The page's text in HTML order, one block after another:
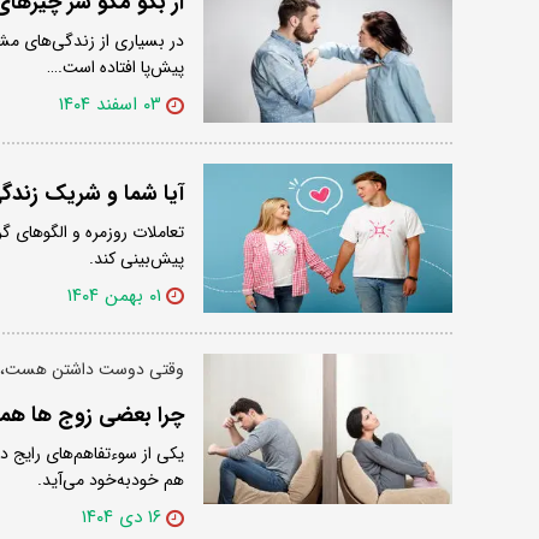
در بسیاری از زندگی‌های
پیش‌پا افتاده است.…
۰۳ اسفند ۱۴۰۴
آیا شما و شریک
تعاملات روزمره و
پیش‌بینی کند.
۰۱ بهمن ۱۴۰۴
وقتی دوست داشتن هست،
چرا بعضی زوج ها
یکی از سوءتفاهم‌های
هم خودبه‌خود می‌آید.
۱۶ دی ۱۴۰۴